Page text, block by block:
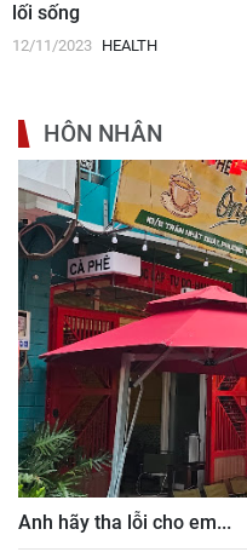
lối sống
12/11/2023 HEALTH
HÔN NHÂN
Anh hãy tha lỗi cho em...